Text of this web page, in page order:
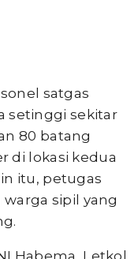
satgas
setinggi sekitar
80 batang
di lokasi kedua
itu, petugas
sipil yang
Habema, Letkol